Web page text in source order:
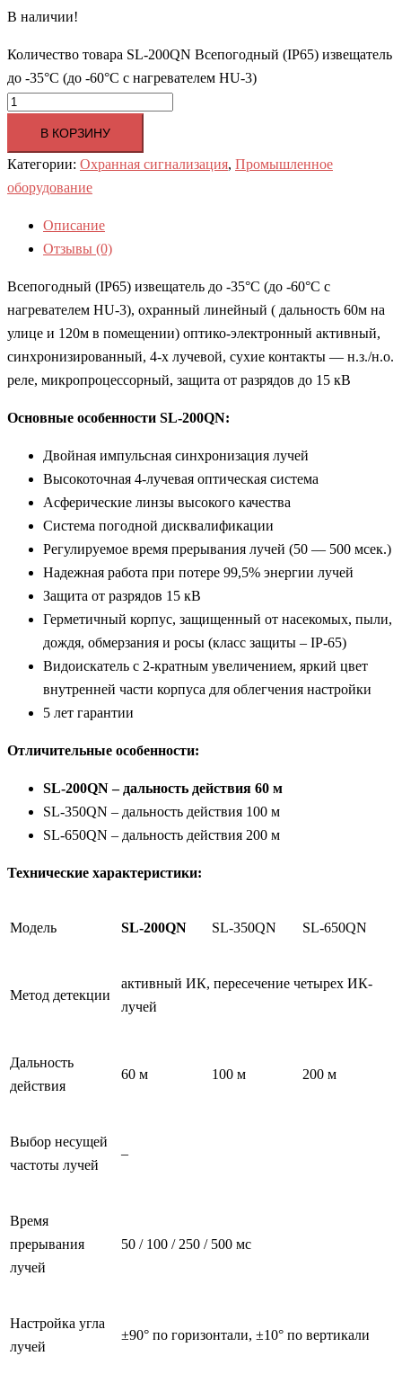
В наличии!
Количество товара SL-200QN Всепогодный (IP65) извещатель
до -35°С (до -60°С с нагревателем HU-3)
В КОРЗИНУ
Категории: Охранная сигнализация, Промышленное
оборудование
Описание
Отзывы (0)
Всепогодный (IP65) извещатель до -35°С (до -60°С с
нагревателем HU-3), охранный линейный ( дальность 60м на
улице и 120м в помещении) оптико-электронный активный,
синхронизированный, 4-х лучевой, сухие контакты — н.з./н.о.
реле, микропроцессорный, защита от разрядов до 15 кВ
Основные особенности SL-200QN:
Двойная импульсная синхронизация лучей
Высокоточная 4-лучевая оптическая система
Асферические линзы высокого качества
Система погодной дисквалификации
Регулируемое время прерывания лучей (50 — 500 мсек.)
Надежная работа при потере 99,5% энергии лучей
Защита от разрядов 15 кВ
Герметичный корпус, защищенный от насекомых, пыли,
дождя, обмерзания и росы (класс защиты – IP-65)
Видоискатель с 2-кратным увеличением, яркий цвет
внутренней части корпуса для облегчения настройки
5 лет гарантии
Отличительные особенности:
SL-200QN – дальность действия 60 м
SL-350QN – дальность действия 100 м
SL-650QN – дальность действия 200 м
Технические характеристики:
Модель SL-200QN SL-350QN SL-650QN
Метод детекции
активный ИК, пересечение четырех ИК-
лучей
Дальность
действия
60 м 100 м 200 м
Выбор несущей
частоты лучей
–
Время
прерывания
лучей
50 / 100 / 250 / 500 мс
Настройка угла
лучей
±90° по горизонтали, ±10° по вертикали